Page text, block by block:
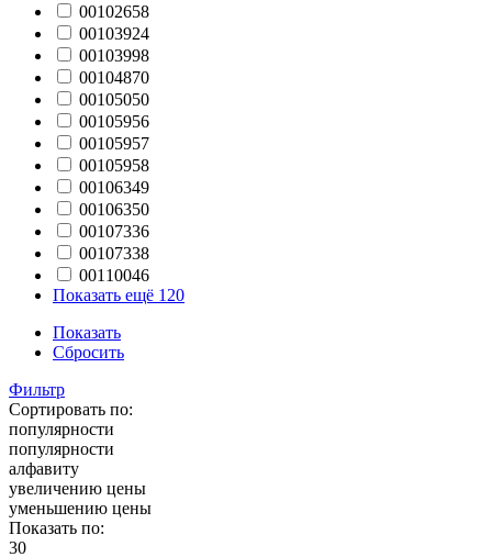
00102658
00103924
00103998
00104870
00105050
00105956
00105957
00105958
00106349
00106350
00107336
00107338
00110046
Показать ещё 120
Показать
Сбросить
Фильтр
Сортировать по:
популярности
популярности
алфавиту
увеличению цены
уменьшению цены
Показать по:
30